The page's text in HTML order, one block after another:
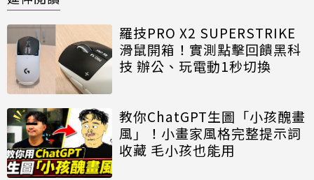
羅技PRO X2 SUPERSTRIKE
滑鼠開箱！實測點擊回饋黑科
技 辦公、玩電動1秒切換
教你ChatGPT生圖「小孩醜畫
風」！小畫家風格完整提示詞
收藏 毛小孩也能用